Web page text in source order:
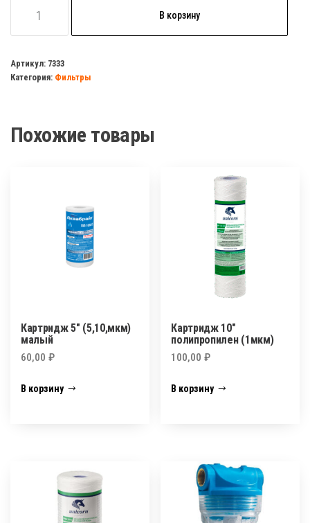
товара
магистральный
10ВВ"
толстый
В корзину
Артикул: 7333
Категория: Фильтры
Похожие товары
Картридж 5″ (5,10,мкм)
малый
60,00 ₽
В корзину
Картридж 10″
полипропилен (1мкм)
100,00₽
В корзину